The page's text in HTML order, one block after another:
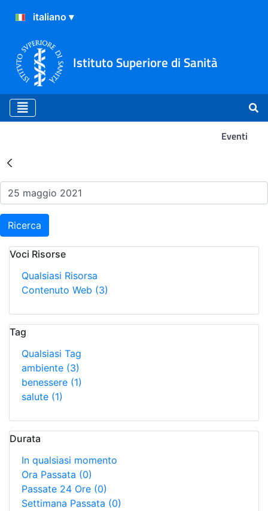
Istituto Superiore di Sanità
Eventi
Risultati della Ricerca -
Ricerca
Voci Risorse
Qualsiasi Risorsa
Contenuto Web (3)
Tag
Qualsiasi Tag
ambiente (3)
benessere (1)
salute (1)
Durata
In qualsiasi momento
Ora Passata (0)
Passate 24 Ore (0)
Settimana Passata (0)